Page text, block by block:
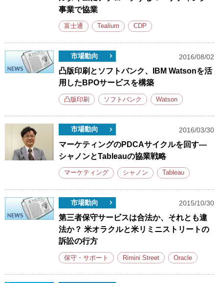
事業で協業
富士通 Tealium CDP
市場動向 2016/08/02
凸版印刷とソフトバンク、IBM Watsonを活
用したBPOサービスを構築
凸版印刷 ソフトバンク Watson
市場動向 2016/03/30
マーケティングのPDCAサイクルを回す―
シャノンとTableauの協業戦略
マーケティング シャノン Tableau
市場動向 2015/10/30
第三者保守サービスは合法か、それとも違
法か？ 米オラクルと米リミニストリートの
訴訟の行方
保守・サポート Rimini Street Oracle